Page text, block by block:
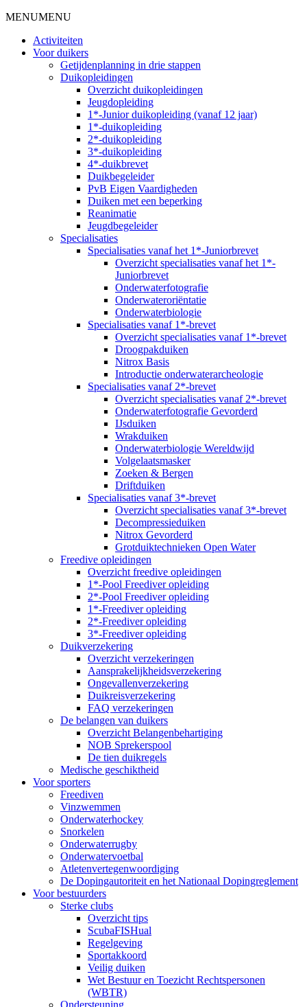
MENUMENU
Activiteiten
Voor duikers
Getijdenplanning in drie stappen
Duikopleidingen
Overzicht duikopleidingen
Jeugdopleiding
1*-Junior duikopleiding (vanaf 12 jaar)
1*-duikopleiding
2*-duikopleiding
3*-duikopleiding
4*-duikbrevet
Duikbegeleider
PvB Eigen Vaardigheden
Duiken met een beperking
Reanimatie
Jeugdbegeleider
Specialisaties
Specialisaties vanaf het 1*-Juniorbrevet
Overzicht specialisaties vanaf het 1*-
Juniorbrevet
Onderwaterfotografie
Onderwateroriëntatie
Onderwaterbiologie
Specialisaties vanaf 1*-brevet
Overzicht specialisaties vanaf 1*-brevet
Droogpakduiken
Nitrox Basis
Introductie onderwaterarcheologie
Specialisaties vanaf 2*-brevet
Overzicht specialisaties vanaf 2*-brevet
Onderwaterfotografie Gevorderd
IJsduiken
Wrakduiken
Onderwaterbiologie Wereldwijd
Volgelaatsmasker
Zoeken & Bergen
Driftduiken
Specialisaties vanaf 3*-brevet
Overzicht specialisaties vanaf 3*-brevet
Decompressieduiken
Nitrox Gevorderd
Grotduiktechnieken Open Water
Freedive opleidingen
Overzicht freedive opleidingen
1*-Pool Freediver opleiding
2*-Pool Freediver opleiding
1*-Freediver opleiding
2*-Freediver opleiding
3*-Freediver opleiding
Duikverzekering
Overzicht verzekeringen
Aansprakelijkheidsverzekering
Ongevallenverzekering
Duikreisverzekering
FAQ verzekeringen
De belangen van duikers
Overzicht Belangenbehartiging
NOB Sprekerspool
De tien duikregels
Medische geschiktheid
Voor sporters
Freediven
Vinzwemmen
Onderwaterhockey
Snorkelen
Onderwaterrugby
Onderwatervoetbal
Atletenvertegenwoordiging
De Dopingautoriteit en het Nationaal Dopingreglement
Voor bestuurders
Sterke clubs
Overzicht tips
ScubaFISHual
Regelgeving
Sportakkoord
Veilig duiken
Wet Bestuur en Toezicht Rechtspersonen
(WBTR)
Ondersteuning